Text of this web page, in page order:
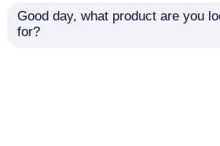
Good day, what product are you
for?